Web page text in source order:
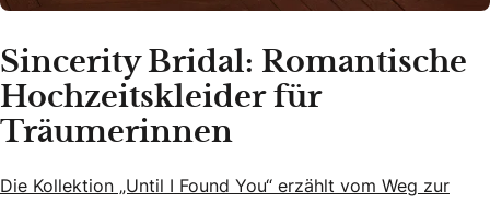
Sincerity Bridal: Romantische
Hochzeitskleider für
Träumerinnen
Die Kollektion „Until I Found You“ erzählt vom Weg zur